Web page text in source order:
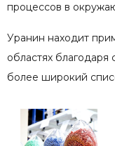
процессов в
Уранин находит
областях
более широкий